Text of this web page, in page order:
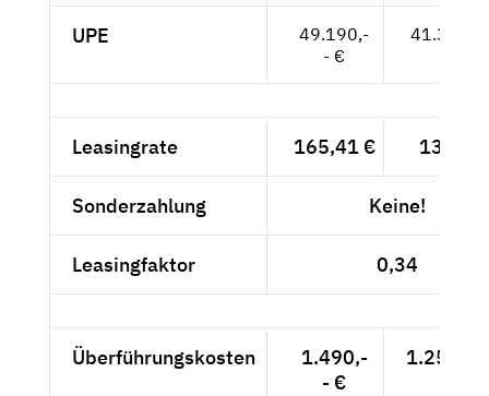
UPE
49.190,-
- €
Leasingrate 165,41 € 139,--
Sonderzahlung Keine!
Leasingfaktor 0,34
Überführungskosten
1.490,-
- €